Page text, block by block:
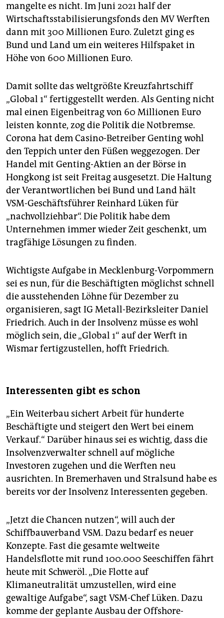
mangelte es nicht. Im Juni 2021 half der
Wirtschaftsstabilisierungsfonds den MV Werften
dann mit 300 Millionen Euro. Zuletzt ging es
Bund und Land um ein weiteres Hilfspaket in
Höhe von 600 Millionen Euro.
Damit sollte das weltgrößte Kreuzfahrtschiff
„Global 1“ fertiggestellt werden. Als Genting nicht
mal einen Eigenbeitrag von 60 Millionen Euro
leisten konnte, zog die Politik die Notbremse.
Corona hat dem Casino-Betreiber Genting wohl
den Teppich unter den Füßen weggezogen. Der
Handel mit Genting-Aktien an der Börse in
Hongkong ist seit Freitag ausgesetzt. Die Haltung
der Verantwortlichen bei Bund und Land hält
VSM-Geschäftsführer Reinhard Lüken für
„nachvollziehbar“. Die Politik habe dem
Unternehmen immer wieder Zeit geschenkt, um
tragfähige Lösungen zu finden.
Wichtigste Aufgabe in Mecklenburg-Vorpommern
sei es nun, für die Beschäftigten möglichst schnell
die ausstehenden Löhne für Dezember zu
organisieren, sagt IG Metall-Bezirksleiter Daniel
Friedrich. Auch in der Insolvenz müsse es wohl
möglich sein, die „Global 1“ auf der Werft in
Wismar fertigzustellen, hofft Friedrich.
Interessenten gibt es schon
„Ein Weiterbau sichert Arbeit für hunderte
Beschäftigte und steigert den Wert bei einem
Verkauf.“ Darüber hinaus sei es wichtig, dass die
Insolvenzverwalter schnell auf mögliche
Investoren zugehen und die Werften neu
ausrichten. In Bremerhaven und Stralsund habe es
bereits vor der Insolvenz Interessenten gegeben.
„Jetzt die Chancen nutzen“, will auch der
Schiffbauverband VSM. Dazu bedarf es neuer
Konzepte. Fast die gesamte weltweite
Handelsflotte mit rund 100.000 Seeschiffen fährt
heute mit Schweröl. „Die Flotte auf
Klimaneutralität umzustellen, wird eine
gewaltige Aufgabe“, sagt VSM-Chef Lüken. Dazu
komme der geplante Ausbau der Offshore-